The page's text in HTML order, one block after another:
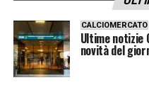
futuro
ormai lontano dal
Süper Lig, dove lo
una tifoseria tra le più
CALCIOMERCATO
Ultime notizie
novità del